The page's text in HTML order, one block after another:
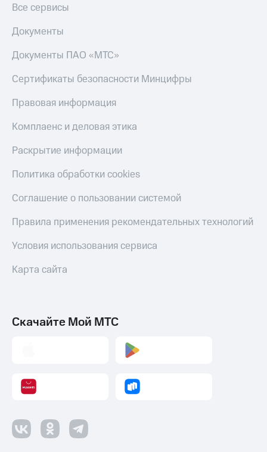
Все сервисы
Документы
Документы ПАО «МТС»
Сертификаты безопасности Минцифры
Правовая информация
Комплаенс и деловая этика
Раскрытие информации
Политика обработки cookies
Соглашение о пользовании системой
Правила применения рекомендательных технологий
Условия использования сервиса
Карта сайта
Скачайте Мой МТС